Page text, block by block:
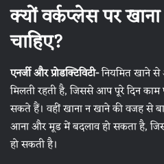
क्यों वर्कप्लेस पर
चाहिए?
एनर्जी और प्रोडक्टिविटी-नियमित खाने से
मिलती रहती है, जिससे आप पूरे दिन
सकते हैं। वहीं खाना न खाने की वजह से
आना और मूड में बदलाव हो सकता है,
हो सकती है।